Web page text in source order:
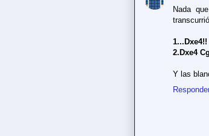
Nada
1...Dxe4!!
2.Dxe4
Y las